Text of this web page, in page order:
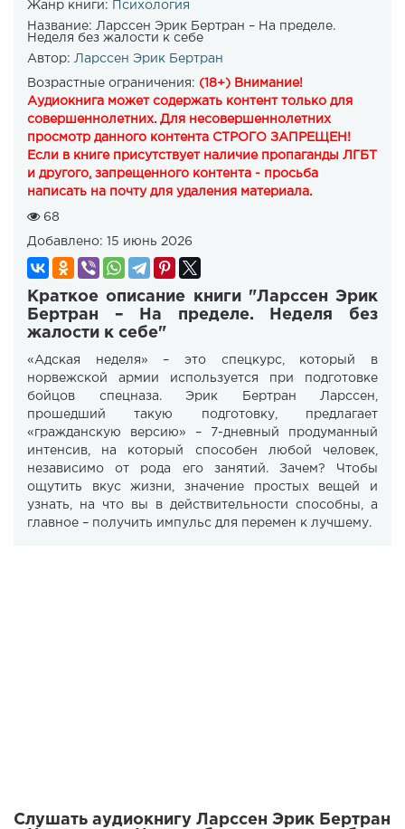
Жанр книги:
Психология
Название: Ларссен Эрик Бертран – На пределе.
Неделя без жалости к себе
Автор: Ларссен Эрик Бертран
Возрастные ограничения: (18+) Внимание!
Аудиокнига может содержать контент только для
совершеннолетних. Для несовершеннолетних
просмотр данного контента СТРОГО ЗАПРЕЩЕН!
Если в книге присутствует наличие пропаганды ЛГБТ
и другого, запрещенного контента - просьба
написать на почту для удаления материала.
68
Добавлено: 15 июнь 2026
Краткое описание книги "Ларссен Эрик
Бертран – На пределе. Неделя без
жалости к себе"
«Адская неделя» – это спецкурс, который в
норвежской армии используется при подготовке
бойцов спецназа. Эрик Бертран Ларссен,
прошедший такую подготовку, предлагает
«гражданскую версию» – 7-дневный продуманный
интенсив, на который способен любой человек,
независимо от рода его занятий. Зачем? Чтобы
ощутить вкус жизни, значение простых вещей и
узнать, на что вы в действительности способны, а
главное – получить импульс для перемен к лучшему.
Слушать аудиокнигу Ларссен Эрик Бертран